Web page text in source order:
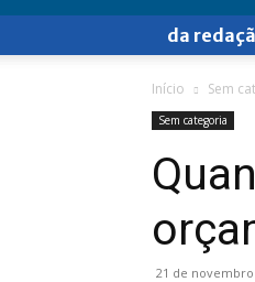
da
Início Sem
Sem categoria
21 de novembro